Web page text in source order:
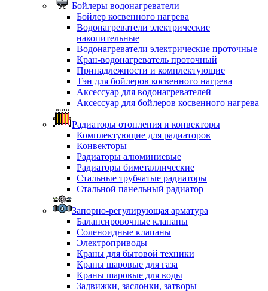
Бойлеры водонагреватели
Бойлер косвенного нагрева
Водонагреватели электрические
накопительные
Водонагреватели электрические проточные
Кран-водонагреватель проточный
Принадлежности и комплектующие
Тэн для бойлеров косвенного нагрева
Аксессуар для водонагревателей
Аксессуар для бойлеров косвенного нагрева
Радиаторы отопления и конвекторы
Комплектующие для радиаторов
Конвекторы
Радиаторы алюминиевые
Радиаторы биметаллические
Стальные трубчатые радиаторы
Стальной панельный радиатор
Запорно-регулирующая арматура
Балансировочные клапаны
Соленоидные клапаны
Электроприводы
Краны для бытовой техники
Краны шаровые для газа
Краны шаровые для воды
Задвижки, заслонки, затворы